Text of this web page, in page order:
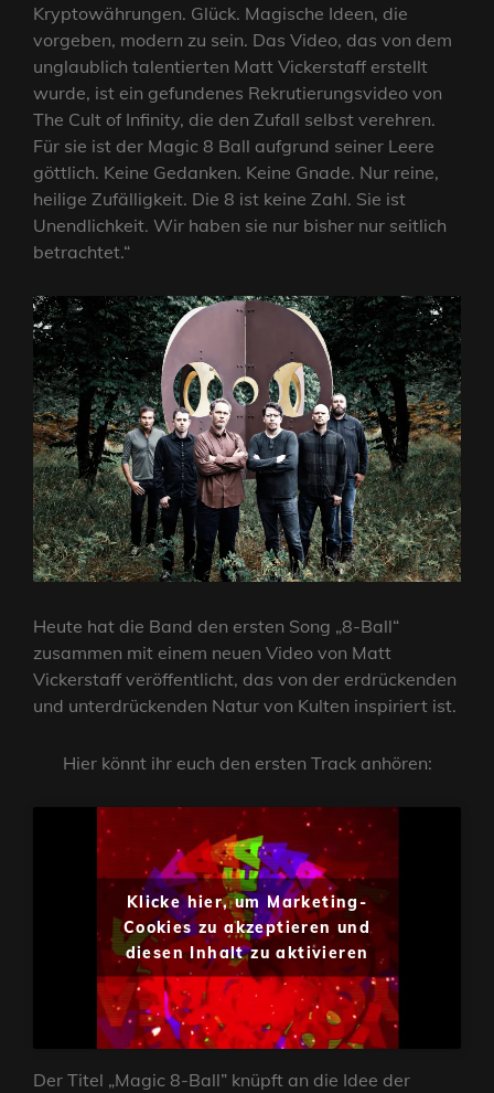
Kryptowährungen. Glück. Magische Ideen, die
vorgeben, modern zu sein. Das Video, das von dem
unglaublich talentierten Matt Vickerstaff erstellt
wurde, ist ein gefundenes Rekrutierungsvideo von
The Cult of Infinity, die den Zufall selbst verehren.
Für sie ist der Magic 8 Ball aufgrund seiner Leere
göttlich. Keine Gedanken. Keine Gnade. Nur reine,
heilige Zufälligkeit. Die 8 ist keine Zahl. Sie ist
Unendlichkeit. Wir haben sie nur bisher nur seitlich
betrachtet.“
Heute hat die Band den ersten Song „8-Ball“
zusammen mit einem neuen Video von Matt
Vickerstaff veröffentlicht, das von der erdrückenden
und unterdrückenden Natur von Kulten inspiriert ist.
Hier könnt ihr euch den ersten Track anhören:
Klicke hier, um Marketing-
Cookies zu akzeptieren und
diesen Inhalt zu aktivieren
Der Titel „Magic 8-Ball” knüpft an die Idee der